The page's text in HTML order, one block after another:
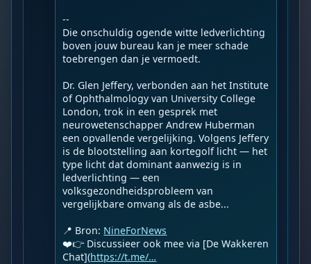
--
Die onschuldig ogende witte ledverlichting
boven jouw bureau kan je meer schade
toebrengen dan je vermoedt.
Dr. Glen Jeffery, verbonden aan het Institute
of Ophthalmology van University College
London, trok in een gesprek met
neurowetenschapper Andrew Huberman
een opvallende vergelijking. Volgens Jeffery
is de blootstelling aan kortegolf licht — het
type licht dat dominant aanwezig is in
ledverlichting — een
volksgezondheidsprobleem van
vergelijkbare omvang als de asbe...
📍 Bron: NineForNews
❤️👉 Discussieer ook mee via [De Wakkeren
Chat](https://t.me/…